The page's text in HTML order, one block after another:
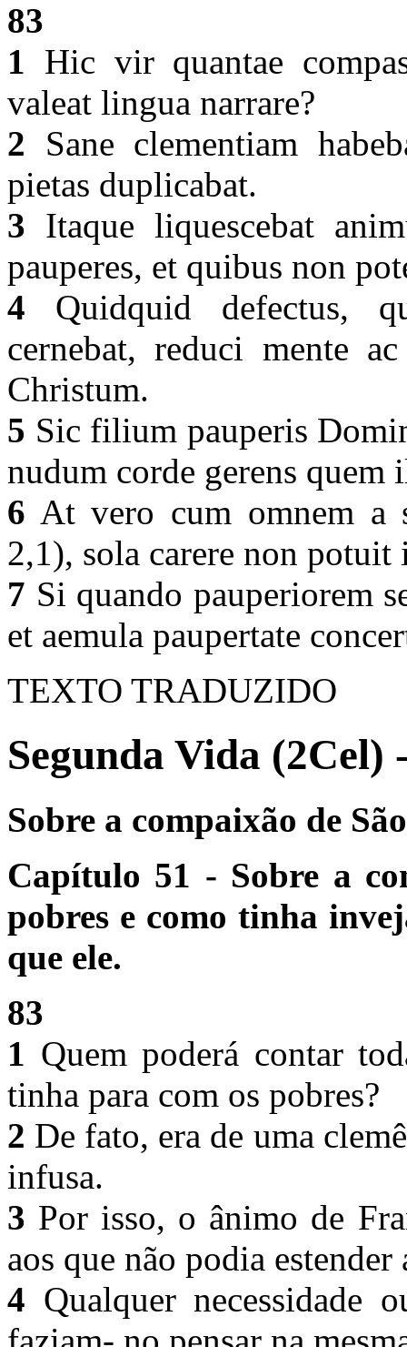
83
1 Hic vir quantae
valeat lingua narrare?
2 Sane clementiam
pietas duplicabat.
3 Itaque liquescebat
pauperes, et quibus non
4 Quidquid defectus,
cernebat, reduci mente
Christum.
5 Sic filium pauperis
nudum corde gerens
6 At vero cum omnem a
2,1), sola carere non
7 Si quando pauperiorem
et aemula paupertate
TEXTO TRADUZIDO
Segunda Vida (2Cel)
Sobre a compaixão de
Capítulo 51 - Sobre a
pobres e como tinha
que ele.
83
1 Quem poderá contar
tinha para com os pobres?
2 De fato, era de uma
infusa.
3 Por isso, o ânimo de
aos que não podia
4 Qualquer necessidade